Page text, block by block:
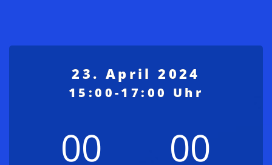
23. April 2024
00 00